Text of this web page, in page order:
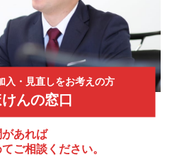
入・見直しをお考えの方
んの窓口
あれば
ご相談ください。